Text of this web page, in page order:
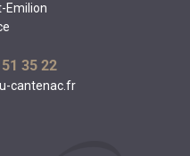
Emilion
35 22
cantenac.fr